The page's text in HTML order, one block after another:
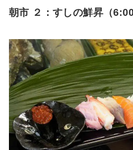
朝市 ２：すしの鮮昇（6:00